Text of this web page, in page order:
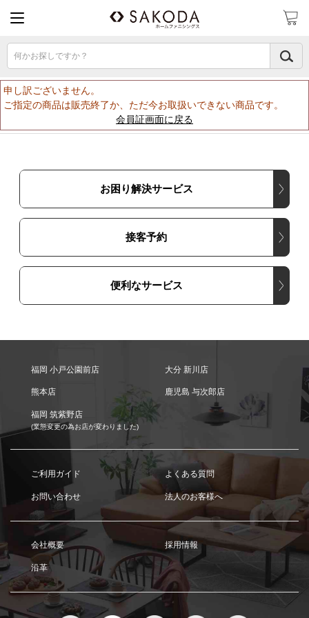
何かお探しですか？
申し訳ございません。
ご指定の商品は販売終了か、ただ今お取扱いできない商品です。
会員証画面に戻る
お困り解決サービス
接客予約
便利なサービス
福岡 小戸公園前店 大分 新川店
熊本店 鹿児島 与次郎店
福岡 筑紫野店
(業態変更の為お店が変わりました)
ご利用ガイド よくある質問
お問い合わせ 法人のお客様へ
会社概要 採用情報
沿革